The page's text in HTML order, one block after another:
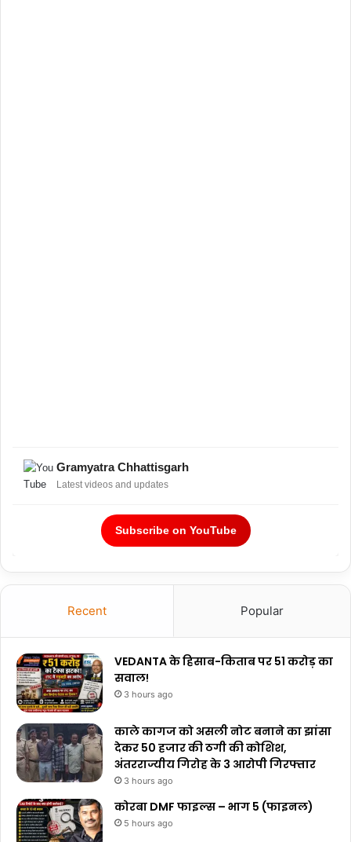
Gramyatra Chhattisgarh
Latest videos and updates
Subscribe on YouTube
Recent Popular
VEDANTA के हिसाब-किताब पर ₹51 करोड़ का
सवाल!
3 hours ago
काले कागज को असली नोट बनाने का झांसा
देकर 50 हजार की ठगी की कोशिश,
अंतरराज्यीय गिरोह के 3 आरोपी गिरफ्तार
3 hours ago
कोरबा DMF फाइल्स – भाग 5 (फाइनल)
5 hours ago